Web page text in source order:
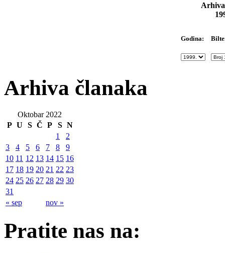
Godina:
Arhiva članaka
Oktobar 2022
P U S Č P S N
« sep nov »
1
2
3
4 5 6 7 8
9
10 11 12 13 14 15 16
17 18 19 20 21 22 23
24 25 26 27 28 29 30
31
Pratite nas na: